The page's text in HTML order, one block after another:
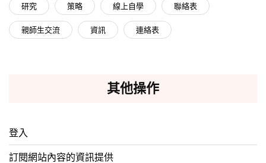
研究 策略 線上自學 聯絡表
親師生交流 資訊 連絡表
其他操作
登入
訂閱網站內容的資訊提供